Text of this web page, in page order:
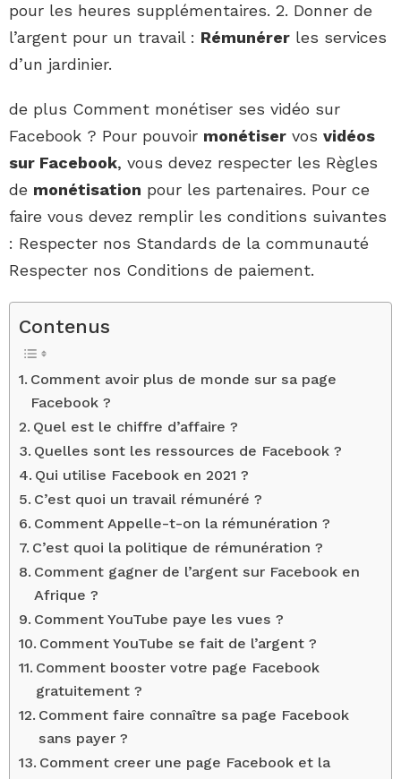
pour les heures supplémentaires. 2. Donner de
l’argent pour un travail : Rémunérer les services
d’un jardinier.
de plus Comment monétiser ses vidéo sur
Facebook ? Pour pouvoir monétiser vos vidéos
sur Facebook, vous devez respecter les Règles
de monétisation pour les partenaires. Pour ce
faire vous devez remplir les conditions suivantes
: Respecter nos Standards de la communauté
Respecter nos Conditions de paiement.
Contenus
Comment avoir plus de monde sur sa page
Facebook ?
Quel est le chiffre d’affaire ?
Quelles sont les ressources de Facebook ?
Qui utilise Facebook en 2021 ?
C’est quoi un travail rémunéré ?
Comment Appelle-t-on la rémunération ?
C’est quoi la politique de rémunération ?
Comment gagner de l’argent sur Facebook en
Afrique ?
Comment YouTube paye les vues ?
Comment YouTube se fait de l’argent ?
Comment booster votre page Facebook
gratuitement ?
Comment faire connaître sa page Facebook
sans payer ?
Comment creer une page Facebook et la